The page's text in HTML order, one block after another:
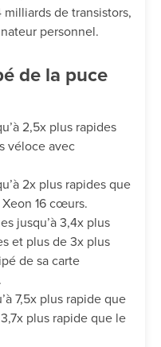
de transistors,
personnel.
de la puce
2,5x plus rapides
véloce avec
2x plus rapides que
16 cœurs.
jusqu’à 3,4x plus
et plus de 3x plus
de sa carte
7,5x plus rapide que
plus rapide que le